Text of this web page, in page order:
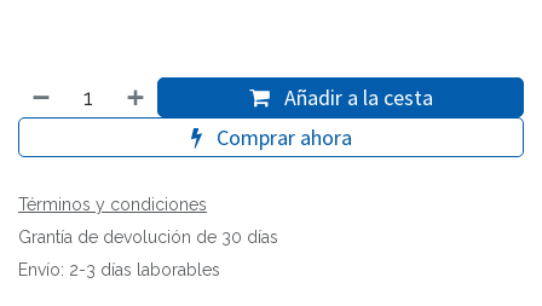
Añadir a la cesta
Comprar ahora
Términos y condiciones
Grantía de devolución de 30 días
Envío: 2-3 días laborables